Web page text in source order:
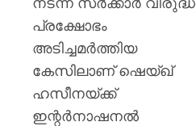
പ്രക്ഷോഭം
അടിച്ചമര്‍ത്തിയ
കേസിലാണ് ഷെയ്ഖ്
ഹസീനയ്ക്ക്
ഇന്റര്‍നാഷനല്‍